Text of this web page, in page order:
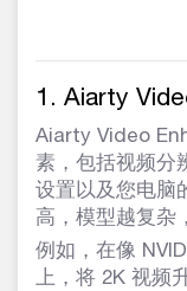
1. Aiarty
Aiarty Video
素，包括视频分
设置以及您电脑
高，模型越复杂
例如，在像
上，将 2K 视频